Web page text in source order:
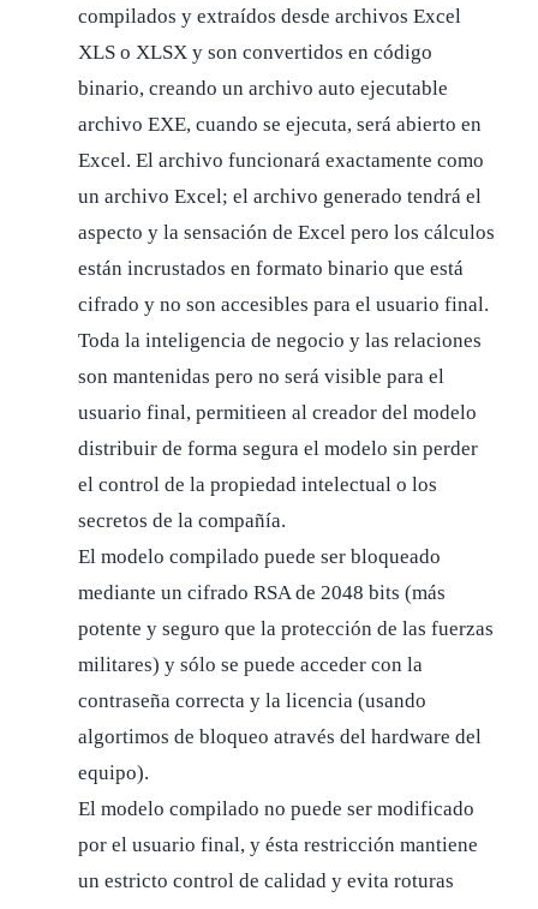
compilados y extraídos desde archivos Excel
XLS o XLSX y son convertidos en código
binario, creando un archivo auto ejecutable
archivo EXE, cuando se ejecuta, será abierto en
Excel. El archivo funcionará exactamente como
un archivo Excel; el archivo generado tendrá el
aspecto y la sensación de Excel pero los cálculos
están incrustados en formato binario que está
cifrado y no son accesibles para el usuario final.
Toda la inteligencia de negocio y las relaciones
son mantenidas pero no será visible para el
usuario final, permitieen al creador del modelo
distribuir de forma segura el modelo sin perder
el control de la propiedad intelectual o los
secretos de la compañía.
El modelo compilado puede ser bloqueado
mediante un cifrado RSA de 2048 bits (más
potente y seguro que la protección de las fuerzas
militares) y sólo se puede acceder con la
contraseña correcta y la licencia (usando
algortimos de bloqueo através del hardware del
equipo).
El modelo compilado no puede ser modificado
por el usuario final, y ésta restricción mantiene
un estricto control de calidad y evita roturas